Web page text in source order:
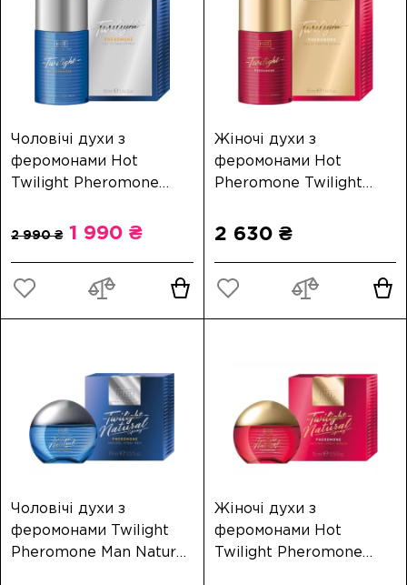
Чоловічі духи з
феромонами Hot
Twilight Pheromone
1 990 ₴
Жіночі духи з
феромонами Hot
Pheromone Twilight
2 630 ₴
Чоловічі духи з
феромонами Twilight
Pheromone Man Natural
Жіночі духи з
феромонами Hot
Twilight Pheromone